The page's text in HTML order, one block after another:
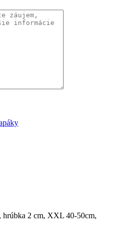
2 cm, XXL 40-50cm,